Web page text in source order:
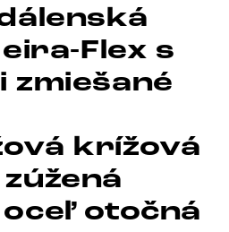
Flex s
zmiešané
krížová
otočná